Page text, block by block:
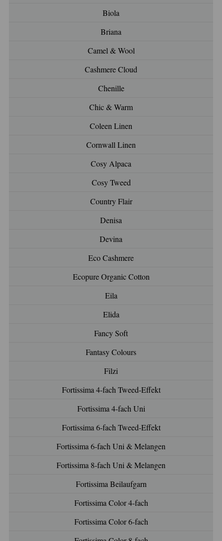
Biola
Briana
Camel & Wool
Cashmere Cloud
Chenille
Chic & Warm
Coleen Linen
Cornwall Linen
Cosy Alpaca
Cosy Tweed
Country Flair
Denisa
Devina
Eco Cashmere
Ecopure Organic Cotton
Eila
Elida
Fancy Soft
Fantasy Colours
Filzi
Fortissima 4-fach Tweed-Effekt
Fortissima 4-fach Uni
Fortissima 6-fach Tweed-Effekt
Fortissima 6-fach Uni & Melangen
Fortissima 8-fach Uni & Melangen
Fortissima Beilaufgarn
Fortissima Color 4-fach
Fortissima Color 6-fach